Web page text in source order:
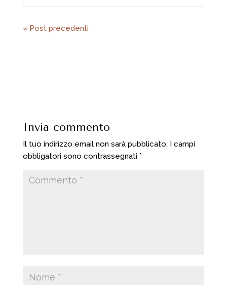
« Post precedenti
Invia commento
Il tuo indirizzo email non sarà pubblicato.
I campi
obbligatori sono contrassegnati *